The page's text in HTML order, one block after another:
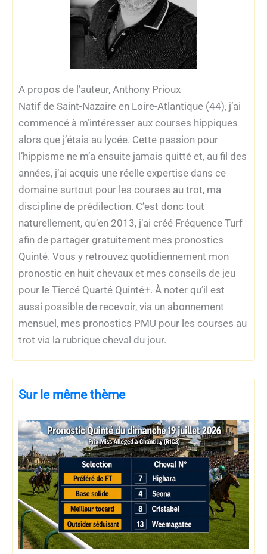
A propos de l’auteur, Anthony Prioux
Natif de Saint-Nazaire en Loire-Atlantique (44), j’ai
commencé à m’intéresser aux courses hippiques
alors que j’étais au lycée. Cette passion pour
l’hippisme ne m’a ensuite jamais quitté et, au fil des
années, j’ai acquis une réelle expertise dans ce
domaine surtout pour les courses au trot, ma
discipline de prédilection. C’est donc tout
naturellement, qu’en 2013, j’ai créé Fréquence Turf
afin de partager gratuitement mes pronostics
Quinté. Vous y retrouvez quotidiennement mon
pronostic en huit chevaux et mes conseils de jeu
pour le Tiercé Quarté Quinté+. À noter qu’il est
aussi possible de recevoir, via un abonnement
mensuel, mes pronostics PMU pour les courses au
trot via la rubrique cheval du jour.
Sur le même thème